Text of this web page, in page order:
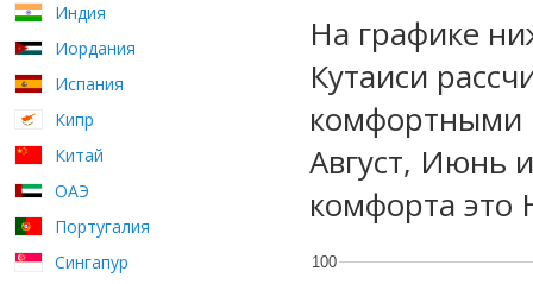
Индия
Иордания
Испания
Кипр
Китай
ОАЭ
Португалия
Сингапур
На графике
Кутаиси
комфортными
Август, Июнь
комфорта это
100